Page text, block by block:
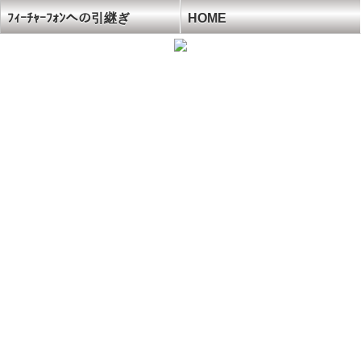
ﾌｨｰﾁｬｰﾌｫﾝへの引継ぎ HOME